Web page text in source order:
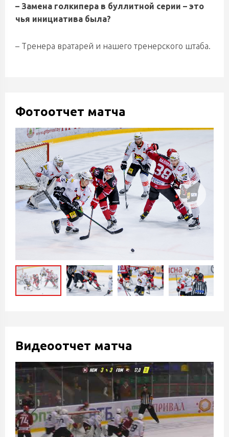
– Замена голкипера в буллитной серии – это
чья инициатива была?
– Тренера вратарей и нашего тренерского штаба.
Фотоотчет матча
Видеоотчет матча